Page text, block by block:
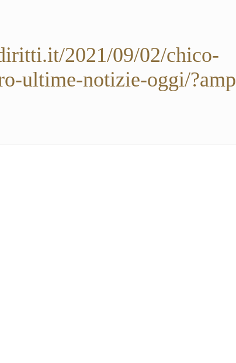
2021/09/02/chico-
ultime-notizie-oggi/?amp